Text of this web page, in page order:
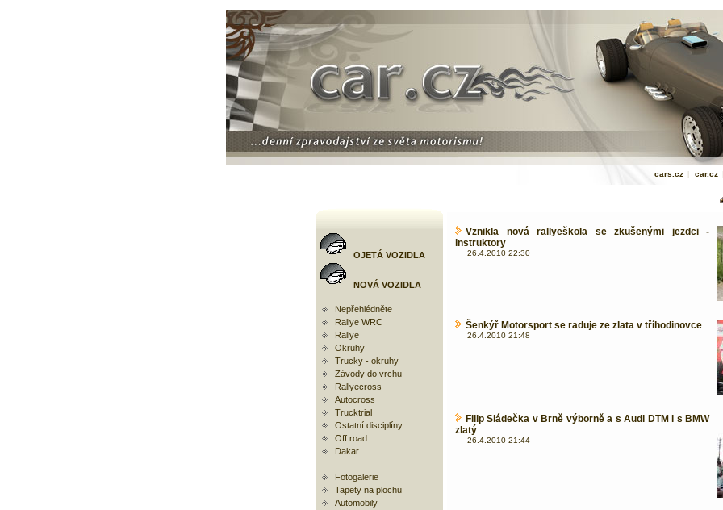
cars.cz | car.cz
OJETÁ VOZIDLA
NOVÁ VOZIDLA
Nepřehlédněte
Rallye WRC
Rallye
Okruhy
Trucky - okruhy
Závody do vrchu
Rallyecross
Autocross
Trucktrial
Ostatní disciplíny
Off road
Dakar
Fotogalerie
Tapety na plochu
Automobily
Vznikla nová rallyeškola se zkušenými jezdci -
instruktory
26.4.2010 22:30
Šenkýř Motorsport se raduje ze zlata v tříhodinovce
26.4.2010 21:48
Filip Sládečka v Brně výborně a s Audi DTM i s BMW
zlatý
26.4.2010 21:44